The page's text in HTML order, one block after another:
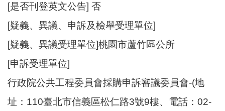
[是否刊登英文公告] 否
[疑義、異議、申訴及檢舉受理單位]
[疑義、異議受理單位]桃園市蘆竹區公所
[申訴受理單位]
行政院公共工程委員會採購申訴審議委員會-(地
址：110臺北市信義區松仁路3號9樓、電話：02-